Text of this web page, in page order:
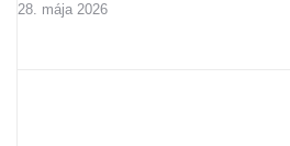
28. mája 2026